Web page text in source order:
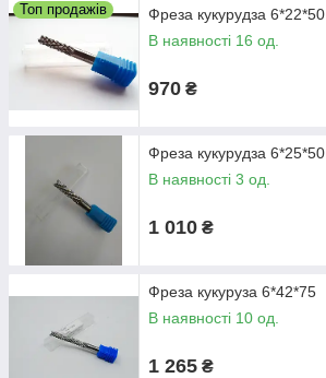
Топ продажів
Фреза кукурудза 6*22*50
В наявності 16 од.
970 ₴
Фреза кукурудза 6*25*50
В наявності 3 од.
1 010 ₴
Фреза кукуруза 6*42*75
В наявності 10 од.
1 265 ₴